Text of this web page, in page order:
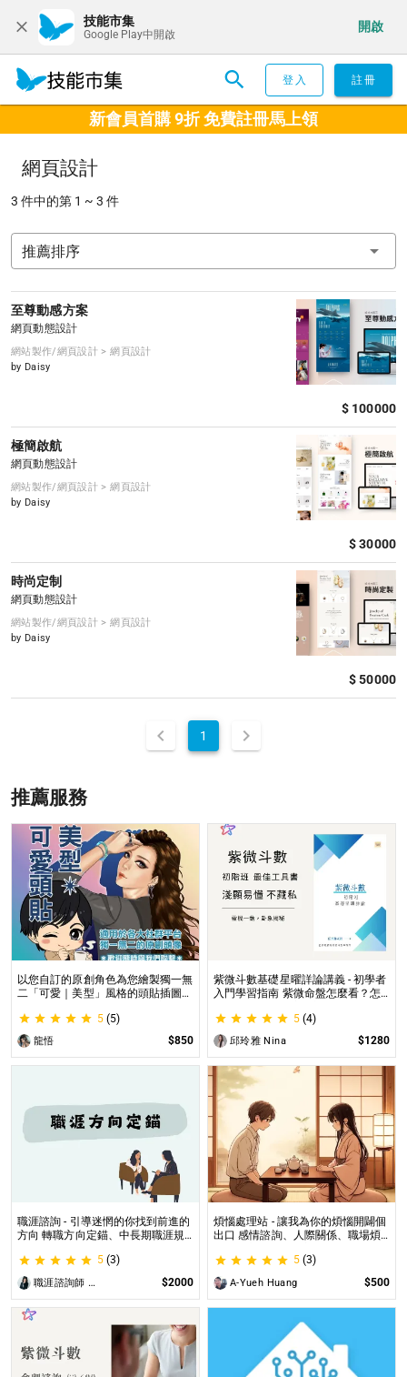
技能市集
Google Play中開啟
開啟
登入 註冊
新會員首購 9折 免費註冊馬上領
網頁設計
3 件中的第 1 ~ 3 件
推薦排序
至尊動感方案
網頁動態設計
網站製作/網頁設計 > 網頁設計
by Daisy
$ 100000
極簡啟航
網頁動態設計
網站製作/網頁設計 > 網頁設計
by Daisy
$ 30000
時尚定制
網頁動態設計
網站製作/網頁設計 > 網頁設計
by Daisy
$ 50000
1
推薦服務
以您自訂的原創角色為您繪製獨一無
二「可愛｜美型」風格的頭貼插圖！
情」和「動作」的理想頭貼！
5 (5)
龍悟 $850
紫微斗數基礎星曜詳論講義 - 初學者
入門學習指南 紫微命盤怎麼看？怎
工具書，淺顯易懂不藏私！
5 (4)
邱玲雅 Nina $1280
職涯諮詢 - 引導迷惘的你找到前進的
方向 轉職方向定錨、中長期職涯規
5 (3)
職涯諮詢師 阿紫 $2000
煩惱處理站 - 讓我為你的煩惱開闢個
出口 感情諮詢、人際關係、職場煩
5 (3)
A-Yueh Huang $500